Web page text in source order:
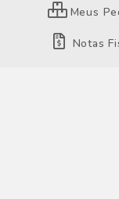
Meus
Notas